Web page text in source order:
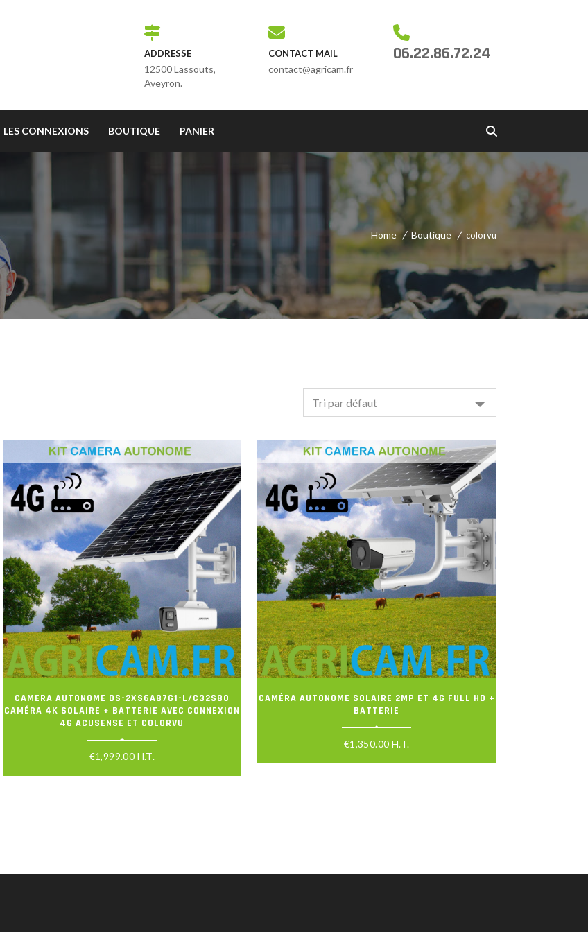
ADDRESSE
12500 Lassouts,
Aveyron.
CONTACT MAIL
contact@agricam.fr
06.22.86.72.24
LES CONNEXIONS BOUTIQUE PANIER
Home Boutique colorvu
CAMERA AUTONOME DS-2XS6A87G1-L/C32S80
CAMÉRA 4K SOLAIRE + BATTERIE AVEC CONNEXION
4G ACUSENSE ET COLORVU
€1,999.00 H.T.
CAMÉRA AUTONOME SOLAIRE 2MP ET 4G FULL HD +
BATTERIE
€1,350.00 H.T.